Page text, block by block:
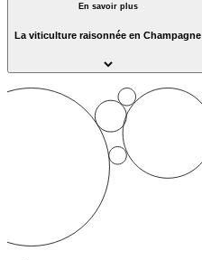
En savoir plus
La viticulture raisonnée en Champagne